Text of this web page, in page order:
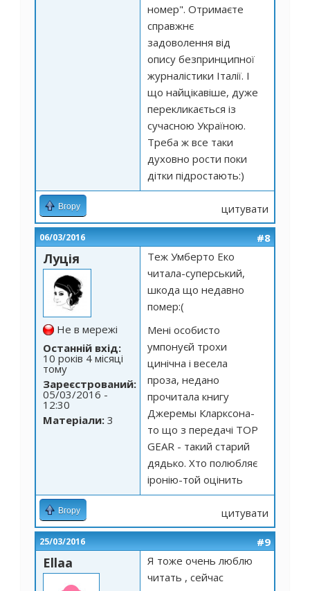
номер". Отримаєте
справжнє
задоволення від
опису безпринципної
журналістики Італії. І
що найцікавіше, дуже
перекликається із
сучасною Україною.
Треба ж все таки
духовно рости поки
дітки підростають:)
Вгору цитувати
06/03/2016 #8
Луція
Не в мережі
Останній вхід:
10 років 4 місяці
тому
Зареєстрований:
05/03/2016 -
12:30
Матеріали: 3
Теж Умберто Еко
читала-суперський,
шкода що недавно
помер:(
Мені особисто
умпонуєй трохи
цинічна і весела
проза, недано
прочитала книгу
Джеремы Кларксона-
то що з передачі TOP
GEAR - такий старий
дядько. Хто полюбляє
іронію-той оцінить
Вгору цитувати
25/03/2016 #9
Ellaa
Я тоже очень люблю
читать , сейчас